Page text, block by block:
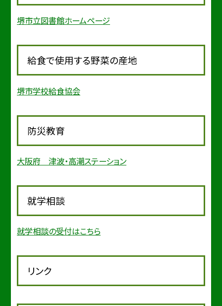
堺市立図書館ホームページ
給食で使用する野菜の産地
堺市学校給食協会
防災教育
大阪府 津波・高潮ステーション
就学相談
就学相談の受付はこちら
リンク